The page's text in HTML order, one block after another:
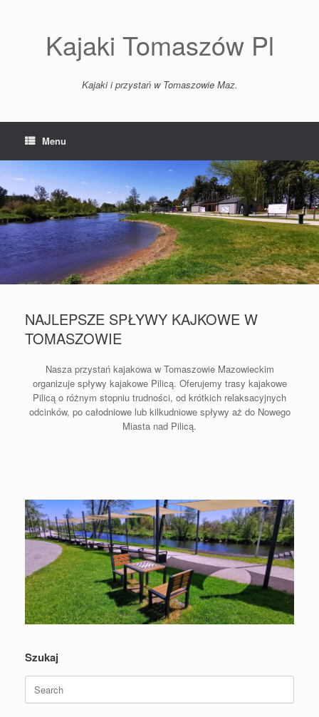
Kajaki Tomaszów Pl
Kajaki i przystań w Tomaszowie Maz.
Menu
NAJLEPSZE SPŁYWY KAJKOWE W
TOMASZOWIE
Nasza przystań kajakowa w Tomaszowie Mazowieckim
organizuje spływy kajakowe Pilicą. Oferujemy trasy kajakowe
Pilicą o różnym stopniu trudności, od krótkich relaksacyjnych
odcinków, po całodniowe lub kilkudniowe spływy aż do Nowego
Miasta nad Pilicą.
Szukaj
Search
for: